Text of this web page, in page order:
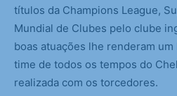
títulos da Champions League,
Mundial de Clubes pelo clube
boas atuações lhe renderam
time de todos os tempos do
realizada com os torcedores.